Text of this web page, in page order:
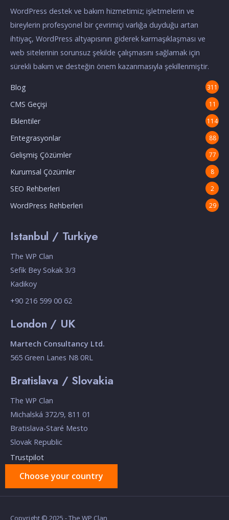
WordPress destek ve bakım hizmetimiz; işletmelerin ve
bireylerin profesyonel bir çevrimiçi varlığa duyduğu artan
ihtiyaç, WordPress altyapısının giderek karmaşıklaşması ve
web sitelerinin sorunsuz şekilde çalışmasını sağlamak için
sürekli bakım ve desteğin önem kazanmasıyla şekillenmiştir.
Blog 311
CMS Geçişi 11
Eklentiler 114
Entegrasyonlar 88
Gelişmiş Çözümler 77
Kurumsal Çözümler 8
SEO Rehberleri 2
WordPress Rehberleri 29
Istanbul / Turkiye
The WP Clan
Sefik Bey Sokak 3/3
Kadikoy
+90 216 599 00 62
London / UK
Martech Consultancy Ltd.
565 Green Lanes N8 0RL
Bratislava / Slovakia
The WP Clan
Michalská 372/9, 811 01
Bratislava-Staré Mesto
Slovak Republic
Trustpilot
Choose your country
Copyright © 2025 - The WP Clan